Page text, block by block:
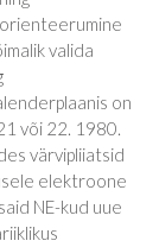
valida
on
või 22. 1980.
värvipliiatsid
elektroone
NE-kud uue